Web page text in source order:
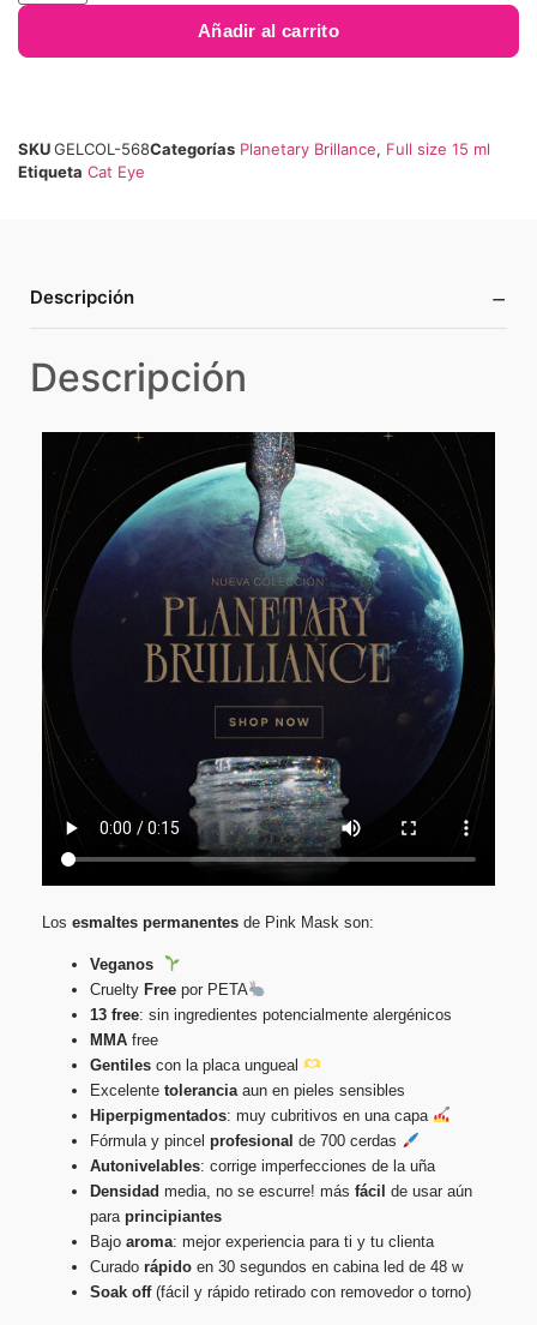
Añadir al carrito
SKUGELCOL-568Categorías Planetary Brillance, Full size 15 ml
Etiqueta Cat Eye
Descripción −
Descripción
Los esmaltes permanentes de Pink Mask son:
Veganos
Cruelty Free por PETA
13 free: sin ingredientes potencialmente alergénicos
MMA free
Gentiles con la placa ungueal
Excelente toleranciaaun en pieles sensibles
Hiperpigmentados: muy cubritivos en una capa
Fórmula y pincel profesional de 700 cerdas
Autonivelables: corrige imperfecciones de la uña
Densidad media, no se escurre! más fácil de usar aún
para principiantes
Bajo aroma: mejor experiencia para ti y tu clienta
Curado rápido en 30 segundos en cabina led de 48 w
Soak off(fácil y rápido retirado con removedor o torno)